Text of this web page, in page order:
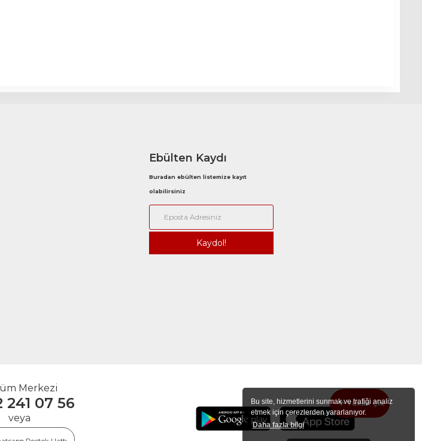
Bu site, hizmetlerini sunmak ve trafiği analiz
etmek için çerezlerden yararlanıyor.
Daha fazla bilgi
Yukarı Çık
Ebülten Kaydı
Buradan ebülten listemize kayıt
olabilirsiniz
Merkezi
241 07 56
veya